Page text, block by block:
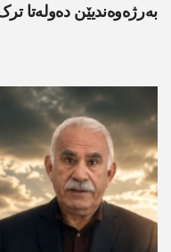
بەرژەوەندیێن دەولەتا